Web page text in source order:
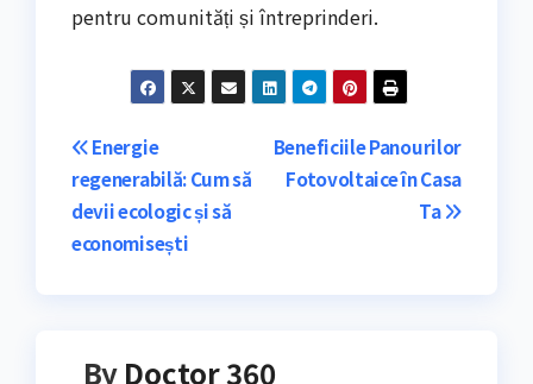
pentru comunități și întreprinderi.
Navigare
în
articole
Beneficiile Panourilor
Fotovoltaice în Casa
Ta
Energie
regenerabilă: Cum să
devii ecologic și să
economisești
By Doctor 360